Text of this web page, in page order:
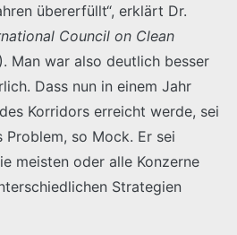
übererfüllt“, erklärt Dr.
Council on Clean
Man war also deutlich besser
Dass nun in einem Jahr
Korridors erreicht werde, sei
Problem, so Mock. Er sei
meisten oder alle Konzerne
Strategien